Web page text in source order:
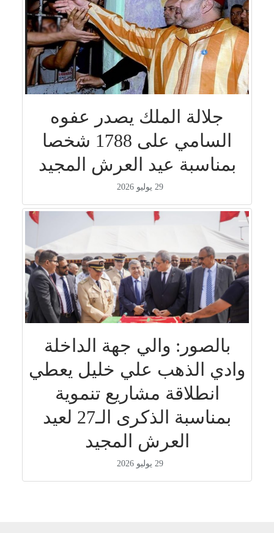
جلالة الملك يصدر عفوه
السامي على 1788 شخصا
بمناسبة عيد العرش المجيد
29 يوليو 2026
بالصور: والي جهة الداخلة
وادي الذهب علي خليل يعطي
انطلاقة مشاريع تنموية
بمناسبة الذكرى الـ27 لعيد
العرش المجيد
29 يوليو 2026